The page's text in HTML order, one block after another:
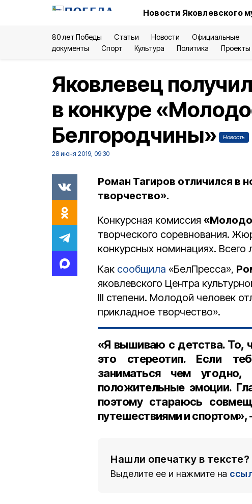
Новости Яковлевского
80 лет Победы Статьи Новости
Официальные
документы
Спорт Культура Политика Проекты
Яковлевец
в конкуре
Белгородчины»
Новость
28 июня 2019, 09:30
Роман Тагиров отличился в
творчество».
Конкурсная комиссия
творческого соревнования.
конкурсных номинациях.
Как сообщила «БелПресса»,
яковлевского Центра
III степени. Молодой человек
прикладное творчество».
«Я вышиваю с детства. То,
это стереотип. Если
заниматься чем
положительные эмоции.
поэтому стараюсь
путешествиями и спортом»,
Нашли опечатку в тексте?
Выделите ее и нажмите на